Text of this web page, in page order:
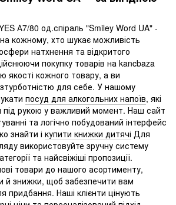
ціна
олівці
купити
А7/80 од.спіраль "Smiley Word UA" -
кожному, хто шукає можливість
натхнення та відкритого
покупку товарів на kancbaza
якості кожного товару, а ви
для себе. У нашому
посуд для алкогольних напоїв, які
рукою у важливий момент. Наш сайт
та логічно побудований інтерфейс
знайти і купити книжки дитячі Для
використовуйте зручну систему
та найсвіжіші пропозиції.
товари до нашого асортименту,
й знижки, щоб забезпечити вам
придбання. Наші клієнти цінують